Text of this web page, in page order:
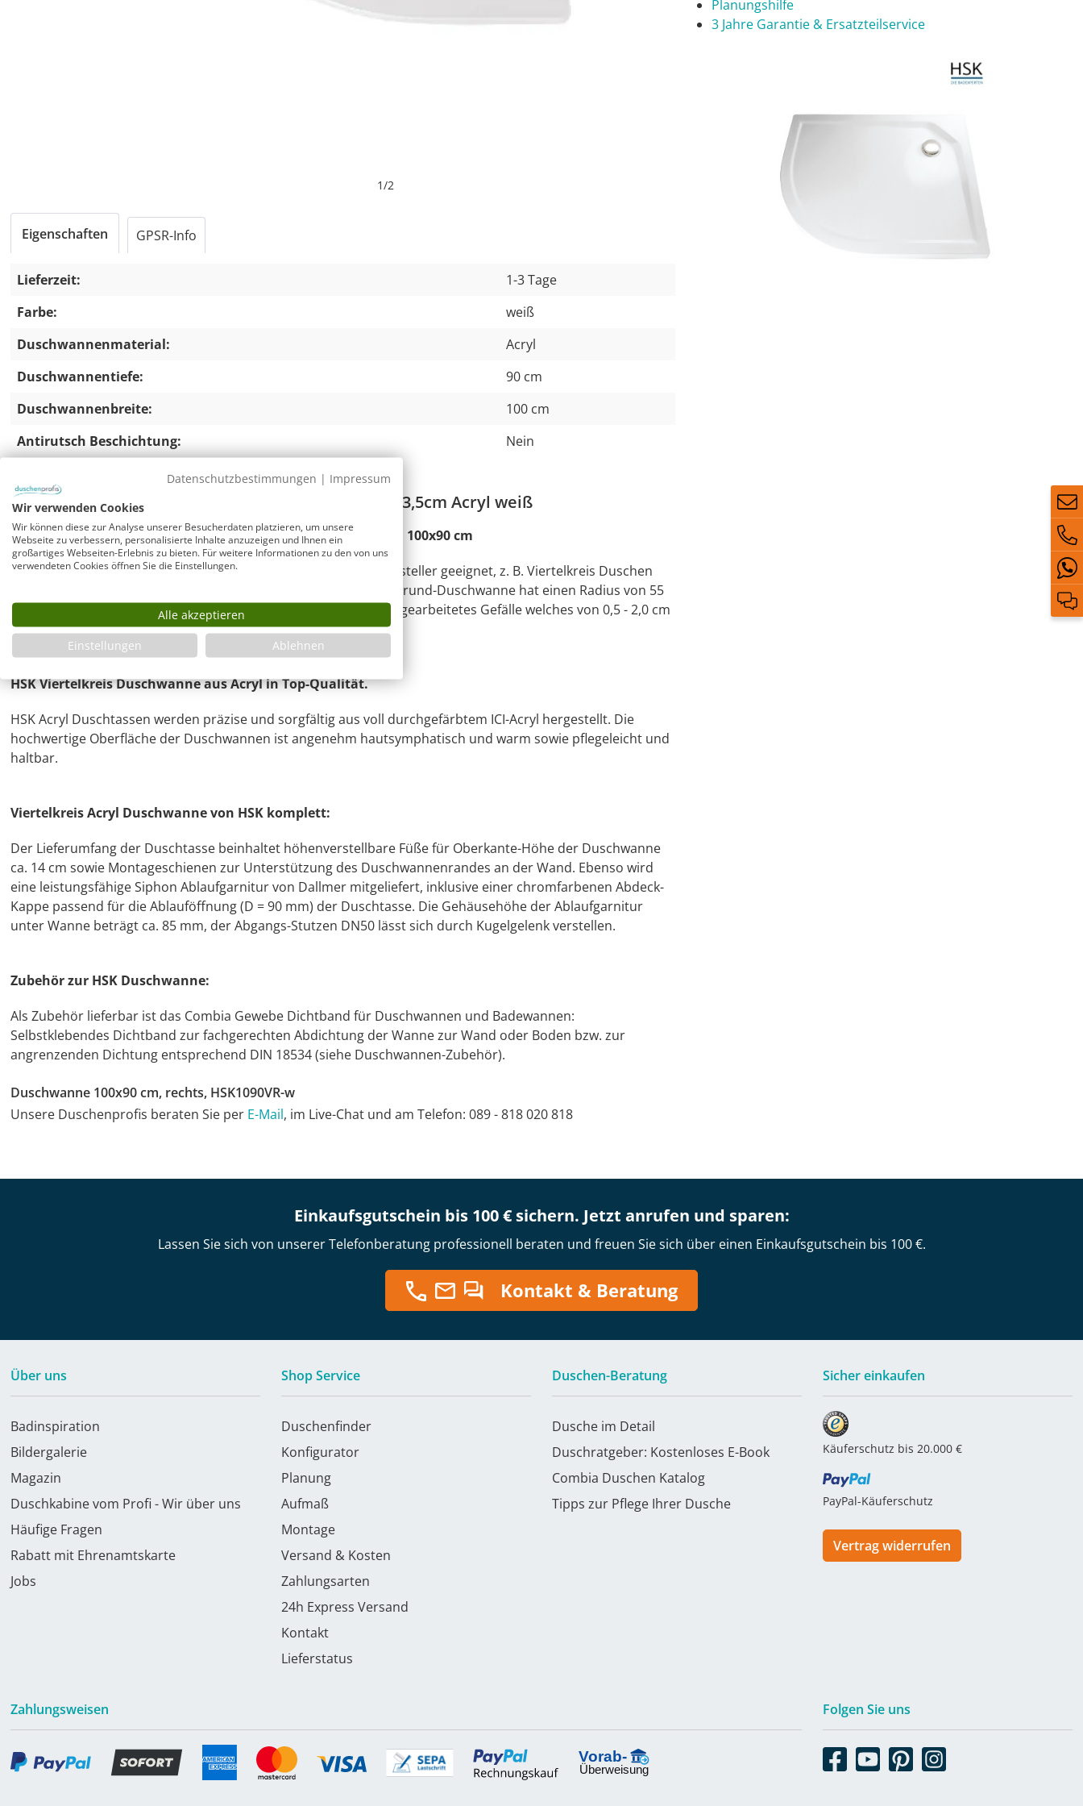
1/2
Planungshilfe
3 Jahre Garantie & Ersatzteilservice
Eigenschaften GPSR-Info
Lieferzeit:
1-3 Tage
Farbe:
weiß
Duschwannenmaterial:
Acryl
Duschwannentiefe:
90 cm
Duschwannenbreite:
100 cm
Antirutsch Beschichtung:
Nein
HSK Duschwanne Viertelrund rechts 100x90cm H=3,5cm Acryl weiß
Die super flache Viertelrund Duschtasse von HSK im Maß von 100x90 cm
ist für Viertelkreis Duschkabinen in passenden Maßen vieler Hersteller geeignet, z. B. Viertelkreis Duschen
von HSK, Combia, Schulte, Duscholux etc. Die superflache Viertelrund-Duschwanne hat einen Radius von 55
cm und eine Höhe von 3,5 cm, die Wannentiefe innen hat ein eingearbeitetes Gefälle welches von 0,5 - 2,0 cm
verläuft.
HSK Viertelkreis Duschwanne aus Acryl in Top-Qualität.
HSK Acryl Duschtassen werden präzise und sorgfältig aus voll durchgefärbtem ICI-Acryl hergestellt. Die
hochwertige Oberfläche der Duschwannen ist angenehm hautsymphatisch und warm sowie pflegeleicht und
haltbar.
Viertelkreis Acryl Duschwanne von HSK komplett:
Der Lieferumfang der Duschtasse beinhaltet höhenverstellbare Füße für Oberkante-Höhe der Duschwanne
ca. 14 cm sowie Montageschienen zur Unterstützung des Duschwannenrandes an der Wand. Ebenso wird
eine leistungsfähige Siphon Ablaufgarnitur von Dallmer mitgeliefert, inklusive einer chromfarbenen Abdeck-
Kappe passend für die Ablauföffnung (D = 90 mm) der Duschtasse. Die Gehäusehöhe der Ablaufgarnitur
unter Wanne beträgt ca. 85 mm, der Abgangs-Stutzen DN50 lässt sich durch Kugelgelenk verstellen.
Zubehör zur HSK Duschwanne:
Als Zubehör lieferbar ist das Combia Gewebe Dichtband für Duschwannen und Badewannen:
Selbstklebendes Dichtband zur fachgerechten Abdichtung der Wanne zur Wand oder Boden bzw. zur
angrenzenden Dichtung entsprechend DIN 18534 (siehe Duschwannen-Zubehör).
Duschwanne 100x90 cm, rechts, HSK1090VR-w
Unsere Duschenprofis beraten Sie per E-Mail, im Live-Chat und am Telefon: 089 - 818 020 818
Einkaufsgutschein bis 100 € sichern. Jetzt anrufen und sparen:
Lassen Sie sich von unserer Telefonberatung professionell beraten und freuen Sie sich über einen Einkaufsgutschein bis 100 €.
Kontakt & Beratung
Über uns
Badinspiration
Bildergalerie
Magazin
Duschkabine vom Profi - Wir über uns
Häufige Fragen
Rabatt mit Ehrenamtskarte
Jobs
Shop Service
Duschenfinder
Konfigurator
Planung
Aufmaß
Montage
Versand & Kosten
Zahlungsarten
24h Express Versand
Kontakt
Lieferstatus
Duschen-Beratung
Dusche im Detail
Duschratgeber: Kostenloses E-Book
Combia Duschen Katalog
Tipps zur Pflege Ihrer Dusche
Sicher einkaufen
Käuferschutz bis 20.000 €
PayPal-Käuferschutz
Vertrag widerrufen
Zahlungsweisen Folgen Sie uns
Datenschutzbestimmungen | Impressum
Wir verwenden Cookies
Wir können diese zur Analyse unserer Besucherdaten platzieren, um unsere
Webseite zu verbessern, personalisierte Inhalte anzuzeigen und Ihnen ein
großartiges Webseiten-Erlebnis zu bieten. Für weitere Informationen zu den von uns
verwendeten Cookies öffnen Sie die Einstellungen.
Alle akzeptieren
Einstellungen
Ablehnen